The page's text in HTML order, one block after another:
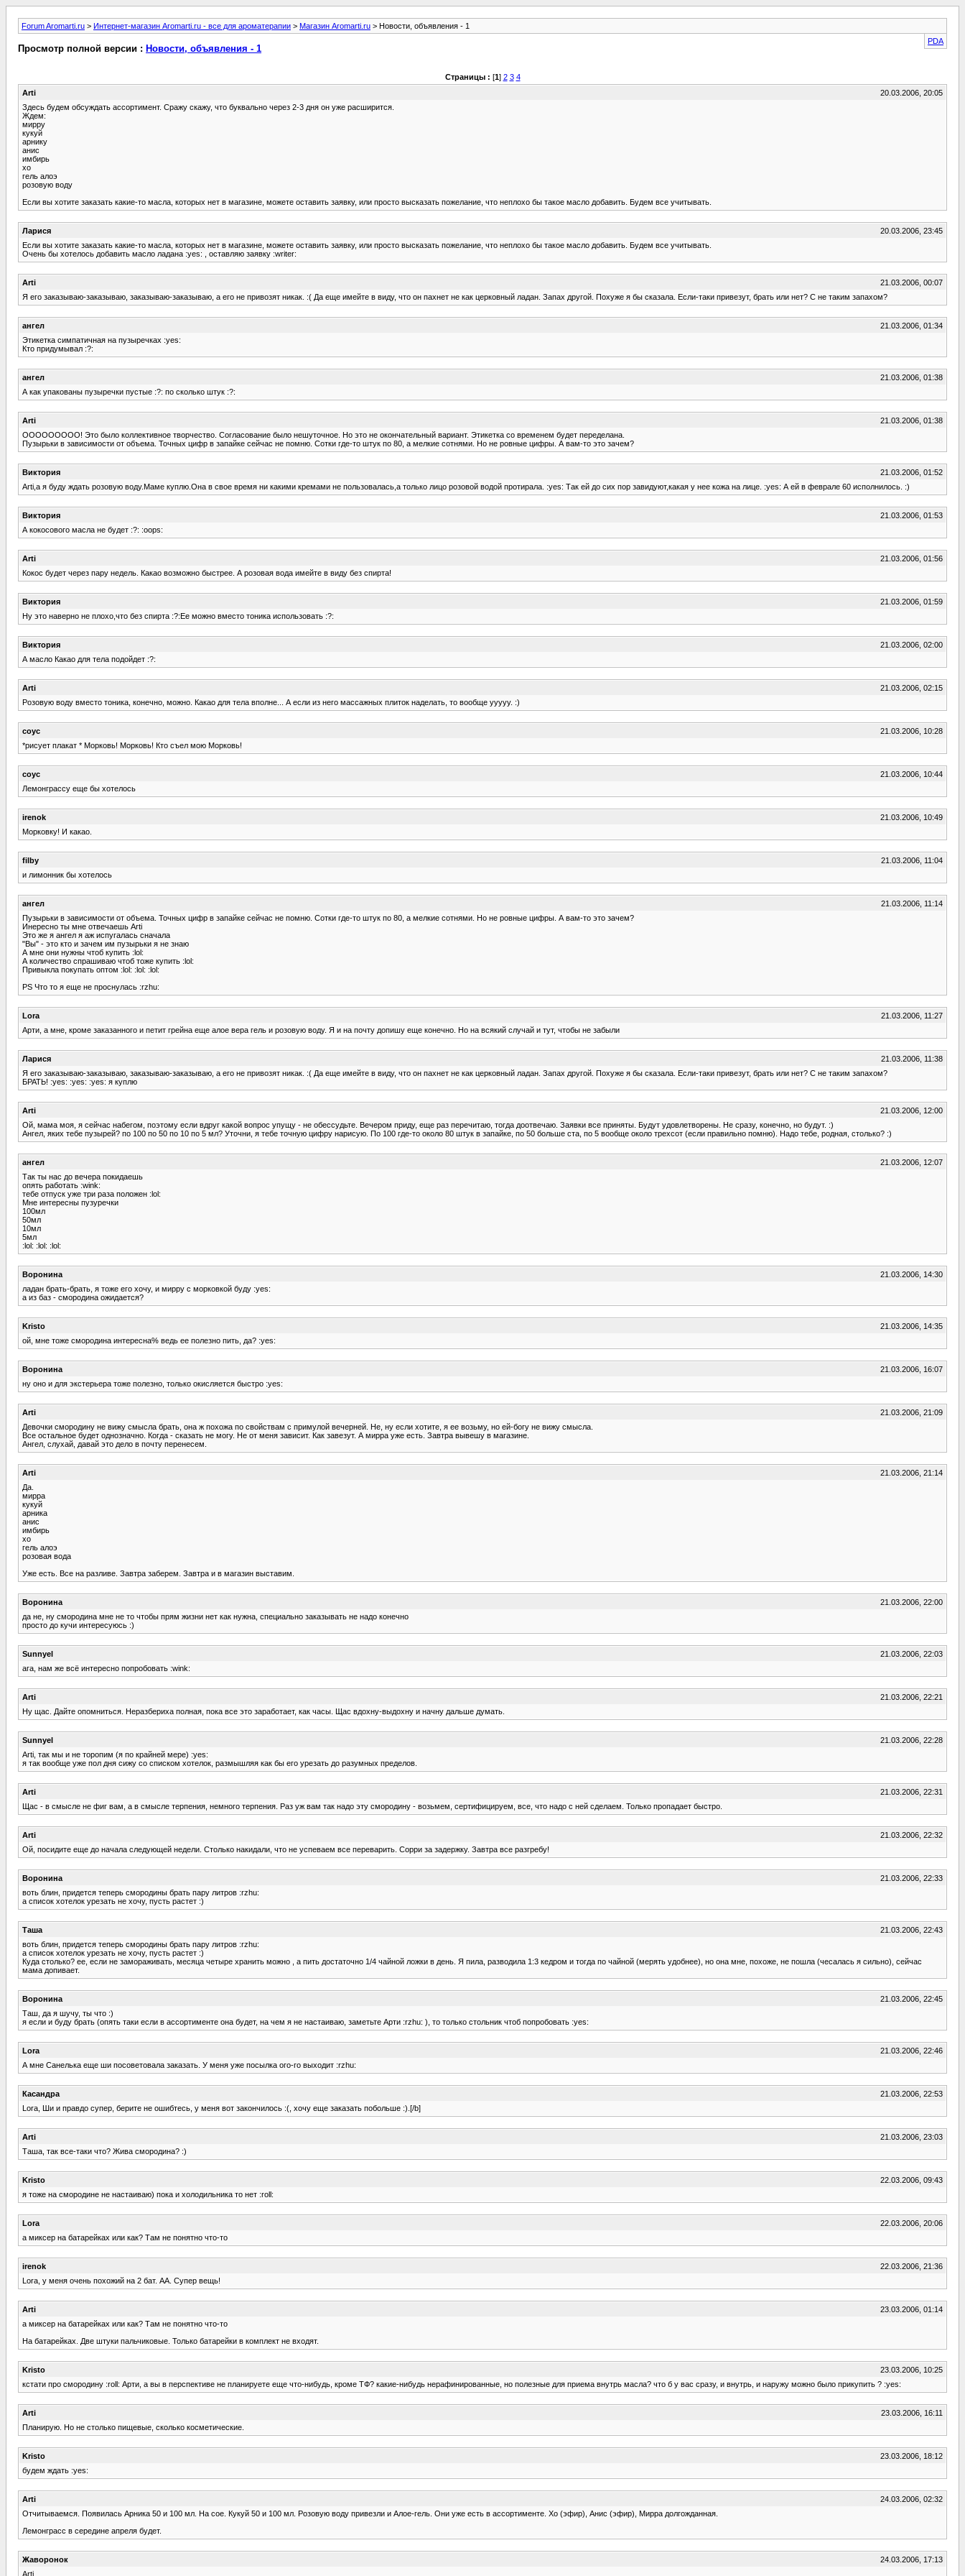
Forum Aromarti.ru > Интернет-магазин Aromarti.ru - все для ароматерапии > Магазин Aromarti.ru > Новости, объявления - 1
PDA
Просмотр полной версии : Новости, объявления - 1
Страницы : [1] 2 3 4
Arti
20.03.2006, 20:05
Здесь будем обсуждать ассортимент. Сражу скажу, что буквально через 2-3 дня он уже расширится.
Ждем:
мирру
кукуй
арнику
анис
имбирь
хо
гель алоэ
розовую воду
Если вы хотите заказать какие-то масла, которых нет в магазине, можете оставить заявку, или просто высказать пожелание, что неплохо бы такое масло добавить. Будем все учитывать.
Ларися
20.03.2006, 23:45
Если вы хотите заказать какие-то масла, которых нет в магазине, можете оставить заявку, или просто высказать пожелание, что неплохо бы такое масло добавить. Будем все учитывать.
Очень бы хотелось добавить масло ладана :yes: , оставляю заявку :writer:
Arti
21.03.2006, 00:07
Я его заказываю-заказываю, заказываю-заказываю, а его не привозят никак. :( Да еще имейте в виду, что он пахнет не как церковный ладан. Запах другой. Похуже я бы сказала. Если-таки привезут, брать или нет? С не таким запахом?
ангел
21.03.2006, 01:34
Этикетка симпатичная на пузыречках :yes:
Кто придумывал :?:
ангел
21.03.2006, 01:38
А как упакованы пузыречки пустые :?: по сколько штук :?:
Arti
21.03.2006, 01:38
ООООООООО! Это было коллективное творчество. Согласование было нешуточное. Но это не окончательный вариант. Этикетка со временем будет переделана.
Пузырьки в зависимости от объема. Точных цифр в запайке сейчас не помню. Сотки где-то штук по 80, а мелкие сотнями. Но не ровные цифры. А вам-то это зачем?
Виктория
21.03.2006, 01:52
Arti,а я буду ждать розовую воду.Маме куплю.Она в свое время ни какими кремами не пользовалась,а только лицо розовой водой протирала. :yes: Так ей до сих пор завидуют,какая у нее кожа на лице. :yes: А ей в феврале 60 исполнилось. :)
Виктория
21.03.2006, 01:53
А кокосового масла не будет :?: :oops:
Arti
21.03.2006, 01:56
Кокос будет через пару недель. Какао возможно быстрее. А розовая вода имейте в виду без спирта!
Виктория
21.03.2006, 01:59
Ну это наверно не плохо,что без спирта :?:Ее можно вместо тоника использовать :?:
Виктория
21.03.2006, 02:00
А масло Какао для тела подойдет :?:
Arti
21.03.2006, 02:15
Розовую воду вместо тоника, конечно, можно. Какао для тела вполне... А если из него массажных плиток наделать, то вообще ууууу. :)
соус
21.03.2006, 10:28
*рисует плакат * Морковь! Морковь! Кто съел мою Морковь!
соус
21.03.2006, 10:44
Лемонграссу еще бы хотелось
irenok
21.03.2006, 10:49
Морковку! И какао.
filby
21.03.2006, 11:04
и лимонник бы хотелось
ангел
21.03.2006, 11:14
Пузырьки в зависимости от объема. Точных цифр в запайке сейчас не помню. Сотки где-то штук по 80, а мелкие сотнями. Но не ровные цифры. А вам-то это зачем?
Инересно ты мне отвечаешь Arti
Это же я ангел я аж испугалась сначала
"Вы" - это кто и зачем им пузырьки я не знаю
А мне они нужны чтоб купить :lol:
А количество спрашиваю чтоб тоже купить :lol:
Привыкла покупать оптом :lol: :lol: :lol:
PS Что то я еще не проснулась :rzhu:
Lora
21.03.2006, 11:27
Арти, а мне, кроме заказанного и петит грейна еще алое вера гель и розовую воду. Я и на почту допишу еще конечно. Но на всякий случай и тут, чтобы не забыли
Ларися
21.03.2006, 11:38
Я его заказываю-заказываю, заказываю-заказываю, а его не привозят никак. :( Да еще имейте в виду, что он пахнет не как церковный ладан. Запах другой. Похуже я бы сказала. Если-таки привезут, брать или нет? С не таким запахом?
БРАТЬ! :yes: :yes: :yes: я куплю
Arti
21.03.2006, 12:00
Ой, мама моя, я сейчас набегом, поэтому если вдруг какой вопрос упущу - не обессудьте. Вечером приду, еще раз перечитаю, тогда доотвечаю. Заявки все приняты. Будут удовлетворены. Не сразу, конечно, но будут. :)
Ангел, яких тебе пузырей? по 100 по 50 по 10 по 5 мл? Уточни, я тебе точную цифру нарисую. По 100 где-то около 80 штук в запайке, по 50 больше ста, по 5 вообще около трехсот (если правильно помню). Надо тебе, родная, столько? :)
ангел
21.03.2006, 12:07
Так ты нас до вечера покидаешь
опять работать :wink:
тебе отпуск уже три раза положен :lol:
Мне интересны пузуречки
100мл
50мл
10мл
5мл
:lol: :lol: :lol:
Воронина
21.03.2006, 14:30
ладан брать-брать, я тоже его хочу, и мирру с морковкой буду :yes:
а из баз - смородина ожидается?
Kristo
21.03.2006, 14:35
ой, мне тоже смородина интересна% ведь ее полезно пить, да? :yes:
Воронина
21.03.2006, 16:07
ну оно и для экстерьера тоже полезно, только окисляется быстро :yes:
Arti
21.03.2006, 21:09
Девочки смородину не вижу смысла брать, она ж похожа по свойствам с примулой вечерней. Не, ну если хотите, я ее возьму, но ей-богу не вижу смысла.
Все остальное будет однозначно. Когда - сказать не могу. Не от меня зависит. Как завезут. А мирра уже есть. Завтра вывешу в магазине.
Ангел, слухай, давай это дело в почту перенесем.
Arti
21.03.2006, 21:14
Да.
мирра
кукуй
арника
анис
имбирь
хо
гель алоэ
розовая вода
Уже есть. Все на разливе. Завтра заберем. Завтра и в магазин выставим.
Воронина
21.03.2006, 22:00
да не, ну смородина мне не то чтобы прям жизни нет как нужна, специально заказывать не надо конечно
просто до кучи интересуюсь :)
Sunnyel
21.03.2006, 22:03
ага, нам же всё интересно попробовать :wink:
Arti
21.03.2006, 22:21
Ну щас. Дайте опомниться. Неразбериха полная, пока все это заработает, как часы. Щас вдохну-выдохну и начну дальше думать.
Sunnyel
21.03.2006, 22:28
Arti, так мы и не торопим (я по крайней мере) :yes:
я так вообще уже пол дня сижу со списком хотелок, размышляя как бы его урезать до разумных пределов.
Arti
21.03.2006, 22:31
Щас - в смысле не фиг вам, а в смысле терпения, немного терпения. Раз уж вам так надо эту смородину - возьмем, сертифицируем, все, что надо с ней сделаем. Только пропадает быстро.
Arti
21.03.2006, 22:32
Ой, посидите еще до начала следующей недели. Столько накидали, что не успеваем все переварить. Сорри за задержку. Завтра все разгребу!
Воронина
21.03.2006, 22:33
воть блин, придется теперь смородины брать пару литров :rzhu:
а список хотелок урезать не хочу, пусть растет :)
Таша
21.03.2006, 22:43
воть блин, придется теперь смородины брать пару литров :rzhu:
а список хотелок урезать не хочу, пусть растет :)
Куда столько? ее, если не замораживать, месяца четыре хранить можно , а пить достаточно 1/4 чайной ложки в день. Я пила, разводила 1:3 кедром и тогда по чайной (мерять удобнее), но она мне, похоже, не пошла (чесалась я сильно), сейчас
мама допивает.
Воронина
21.03.2006, 22:45
Таш, да я шучу, ты что :)
я если и буду брать (опять таки если в ассортименте она будет, на чем я не настаиваю, заметьте Арти :rzhu: ), то только стольник чтоб попробовать :yes:
Lora
21.03.2006, 22:46
А мне Санелька еще ши посоветовала заказать. У меня уже посылка ого-го выходит :rzhu:
Касандра
21.03.2006, 22:53
Lora, Ши и правдо супер, берите не ошибтесь, у меня вот закончилось :(, хочу еще заказать побольше :).[/b]
Arti
21.03.2006, 23:03
Таша, так все-таки что? Жива смородина? :)
Kristo
22.03.2006, 09:43
я тоже на смородине не настаиваю) пока и холодильника то нет :roll:
Lora
22.03.2006, 20:06
а миксер на батарейках или как? Там не понятно что-то
irenok
22.03.2006, 21:36
Lora, у меня очень похожий на 2 бат. АА. Супер вещь!
Arti
23.03.2006, 01:14
а миксер на батарейках или как? Там не понятно что-то
На батарейках. Две штуки пальчиковые. Только батарейки в комплект не входят.
Kristo
23.03.2006, 10:25
кстати про смородину :roll: Арти, а вы в перспективе не планируете еще что-нибудь, кроме ТФ? какие-нибудь нерафинированные, но полезные для приема внутрь масла? что б у вас сразу, и внутрь, и наружу можно было прикупить ? :yes:
Arti
23.03.2006, 16:11
Планирую. Но не столько пищевые, сколько косметические.
Kristo
23.03.2006, 18:12
будем ждать :yes:
Arti
24.03.2006, 02:32
Отчитываемся. Появилась Арника 50 и 100 мл. На сое. Кукуй 50 и 100 мл. Розовую воду привезли и Алое-гель. Они уже есть в ассортименте. Хо (эфир), Анис (эфир), Мирра долгожданная.
Лемонграсс в середине апреля будет.
Жаворонок
24.03.2006, 17:13
Arti,